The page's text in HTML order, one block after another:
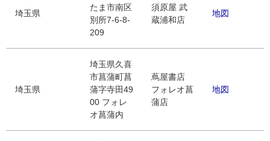
埼玉県
たま市南区
別所7-6-8-
209
須原屋 武
蔵浦和店
地図
埼玉県
埼玉県久喜
市菖蒲町菖
蒲字寺田49
00 フォレ
オ菖蒲内
蔦屋書店
フォレオ菖
蒲店
地図